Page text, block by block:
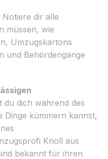
Notiere dir alle
müssen, wie
Umzugskartons
und Behördengänge
du dich während des
Dinge kümmern kannst,
Knoll aus
bekannt für ihren